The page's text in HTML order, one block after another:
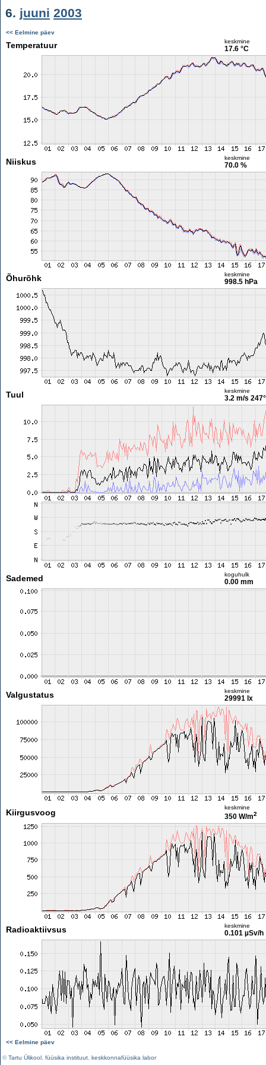
6. juuni 2003
<< Eelmine päev
Temperatuur keskmine
17.6 °C
Niiskus keskmine
70.0 %
Õhurõhk keskmine
998.5 hPa
Tuul keskmine
3.2 m/s 247°
Sademed koguhulk
0.00 mm
Valgustatus keskmine
29991 lx
Kiirgusvoog
keskmine
350 W/m2
Radioaktiivsus keskmine
0.101 µSv/h
<< Eelmine päev
©Tartu Ülikool füüsika instituut keskkonnafüüsika labor